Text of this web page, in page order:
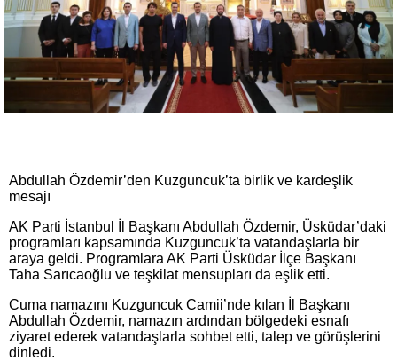
Abdullah Özdemir’den Kuzguncuk’ta birlik ve kardeşlik
mesajı
AK Parti İstanbul İl Başkanı Abdullah Özdemir, Üsküdar’daki
programları kapsamında Kuzguncuk’ta vatandaşlarla bir
araya geldi. Programlara AK Parti Üsküdar İlçe Başkanı
Taha Sarıcaoğlu ve teşkilat mensupları da eşlik etti.
Cuma namazını Kuzguncuk Camii’nde kılan İl Başkanı
Abdullah Özdemir, namazın ardından bölgedeki esnafı
ziyaret ederek vatandaşlarla sohbet etti, talep ve görüşlerini
dinledi.